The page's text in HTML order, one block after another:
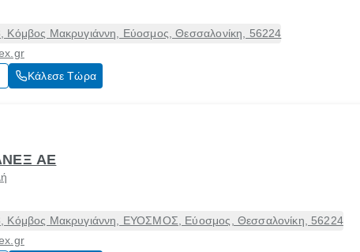
Κόμβος Μακρυγιάννη, Εύοσμος, Θεσσαλονίκη, 56224
Κάλεσε Τώρα
ΑΕ
Κόμβος Μακρυγιάννη, ΕΥΟΣΜΟΣ, Εύοσμος, Θεσσαλονίκη, 56224